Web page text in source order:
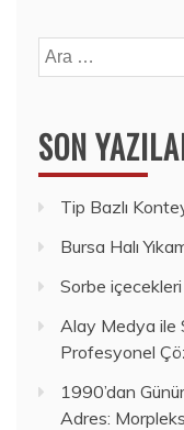
Arama:
SON
Tip Bazlı
Bursa Halı
Sorbe içecekleri
Alay Medya ile
Profesyonel
1990’dan
Adres: